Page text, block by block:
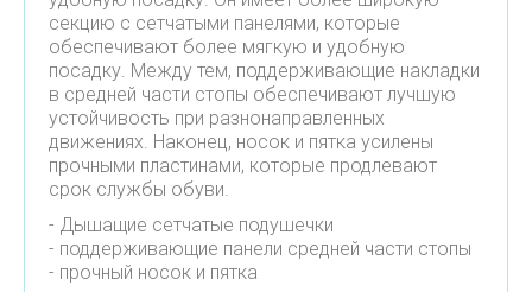
секцию с сетчатыми панелями, которые
обеспечивают более мягкую и удобную
посадку. Между тем, поддерживающие накладки
в средней части стопы обеспечивают лучшую
устойчивость при разнонаправленных
движениях. Наконец, носок и пятка усилены
прочными пластинами, которые продлевают
срок службы обуви.
- Дышащие сетчатые подушечки
- поддерживающие панели средней части стопы
- прочный носок и пятка